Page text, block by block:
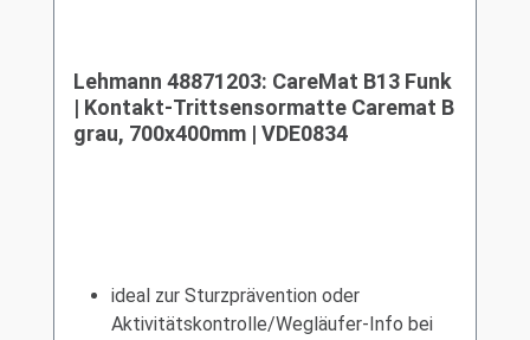
Lehmann 48871203: CareMat B13 Funk
| Kontakt-Trittsensormatte Caremat B
grau, 700x400mm | VDE0834
ideal zur Sturzprävention oder
Aktivitätskontrolle/Wegläufer-Info bei